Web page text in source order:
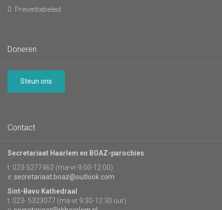
Preventiebeleid
Doneren
Steun ons
Contact
Secretariaat Haarlem en BOAZ-parochies
t: 023-5277462 (ma-vr 9:00-12:00)
e: secretariaat.boaz@outlook.com
Sint-Bavo Kathedraal
t: 023- 5323077 (ma-vr 9:30-12:30 uur)